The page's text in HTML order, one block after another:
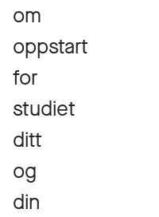
om
oppstart
for
studiet
ditt
og
din